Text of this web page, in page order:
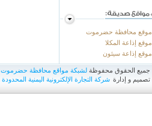
موقع محافظة حضرموت
موقع إذاعة المكلا
موقع إذاعة سيئون
جميع الحقوق محفوظة لشبكة مواقع محافظة حضرموت
تصميم و إدارة شركة التجارة الإلكترونية اليمنية المحدودة